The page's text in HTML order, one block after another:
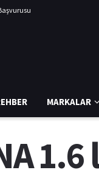
MARKALAR